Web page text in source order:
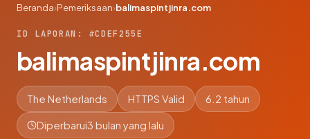
Beranda›Pemeriksaan›balimaspintjinra.com
ID LAPORAN: #CDEF255E
balimaspintjinra.com
The Netherlands HTTPS Valid 6.2 tahun
Diperbarui3 bulan yang lalu